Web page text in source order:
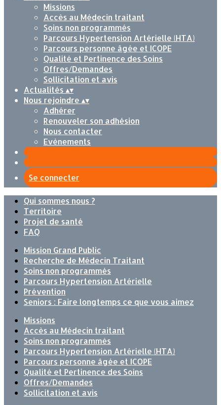
Missions
Accès au Médecin traitant
Soins non programmés
Parcours Hypertension Artérielle (HTA)
Parcours personne âgée et ICOPE
Qualité et Pertinence des Soins
Offres/Demandes
Sollicitation et avis
Actualités ▴▾
Nous rejoindre ▴▾
Adhérer
Renouveler son adhésion
Nous contacter
Evènements
Se connecter
Qui sommes nous ?
Territoire
Projet de santé
FAQ
Mission Grand Public
Recherche de Médecin Traitant
Soins non programmés
Parcours Hypertension Artérielle
Prévention
Seniors : Faire longtemps ce que vous aimez
Missions
Accès au Médecin traitant
Soins non programmés
Parcours Hypertension Artérielle (HTA)
Parcours personne âgée et ICOPE
Qualité et Pertinence des Soins
Offres/Demandes
Sollicitation et avis